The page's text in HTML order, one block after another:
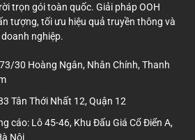
trọn gói toàn quốc. Giải pháp OOH
tượng, tối ưu hiệu quả truyền thông và
nghiệp.
30 Hoàng Ngân, Nhân Chính, Thanh
Tân Thới Nhất 12, Quận 12
cáo: Lô 45-46, Khu Đấu Giá Cổ Điển A,
Nội